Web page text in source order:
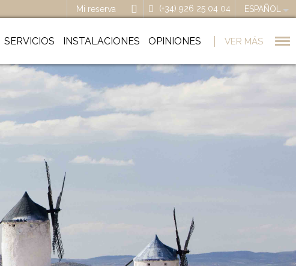
Mi reserva (+34) 926 25 04 04 ESPAÑOL
SERVICIOS INSTALACIONES OPINIONES VER MÁS